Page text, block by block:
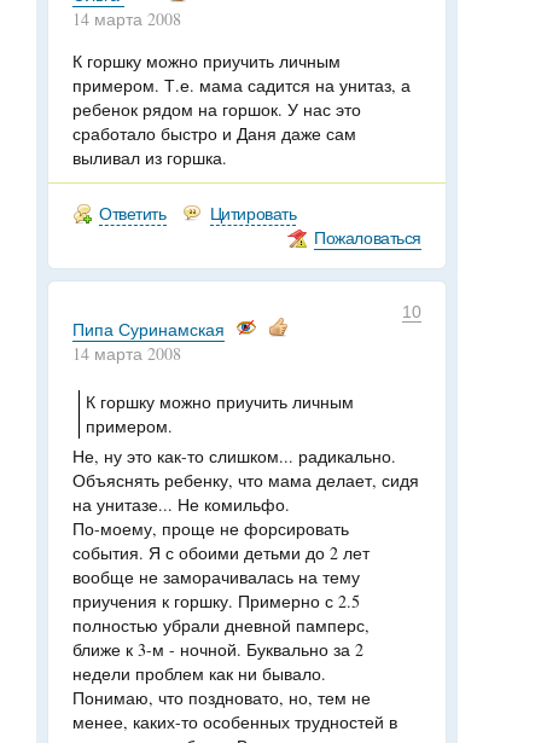
14 марта 2008
К горшку можно приучить личным
примером. Т.е. мама садится на унитаз, а
ребенок рядом на горшок. У нас это
сработало быстро и Даня даже сам
выливал из горшка.
Ответить
Цитировать
Пожаловаться
10
Пипа Суринамская
14 марта 2008
К горшку можно приучить личным
примером.
Не, ну это как-то слишком... радикально.
Объяснять ребенку, что мама делает, сидя
на унитазе... Не комильфо.
По-моему, проще не форсировать
события. Я с обоими детьми до 2 лет
вообще не заморачивалась на тему
приучения к горшку. Примерно с 2.5
полностью убрали дневной памперс,
ближе к 3-м - ночной. Буквально за 2
недели проблем как ни бывало.
Понимаю, что поздновато, но, тем не
менее, каких-то особенных трудностей в